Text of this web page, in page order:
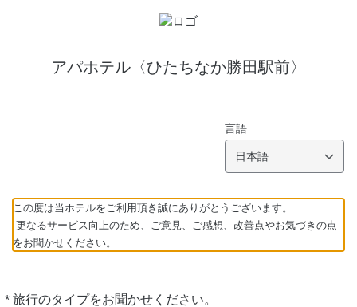
アパホテル〈ひたちなか勝田駅前〉
言語
日本語
この度は当ホテルをご利用頂き誠にありがとうございます。
更なるサービス向上のため、ご意見、ご感想、改善点やお気づきの点
をお聞かせください。
* 旅行のタイプをお聞かせください。
必